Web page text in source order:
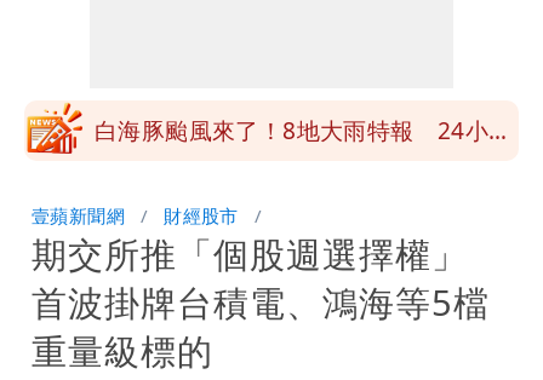
程
白海豚颱風來了！8地大雨特報 24小時
署：本島陸警機率低
男童躍下2.6米高台摔斷腳後跟 妹妹揭
原因「模仿超人力霸王」
買BNT遭詐10億元 王尚智疑「慈濟決
策高層牽涉其中」才不提告
壹蘋新聞網 財經股市
期交所推「個股週選擇權」
首波掛牌台積電、鴻海等5檔
重量級標的